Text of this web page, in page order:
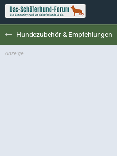
Hundezubehör & Empfehlungen